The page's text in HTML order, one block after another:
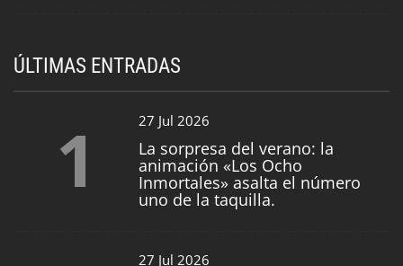
ÚLTIMAS ENTRADAS
1 27 Jul 2026
La sorpresa del verano: la
animación «Los Ocho
Inmortales» asalta el número
uno de la taquilla.
27 Jul 2026